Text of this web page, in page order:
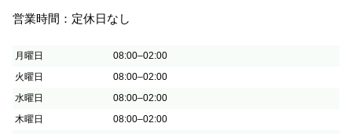
営業時間：定休日なし
月曜日
08:00–02:00
火曜日
08:00–02:00
水曜日
08:00–02:00
木曜日
08:00–02:00